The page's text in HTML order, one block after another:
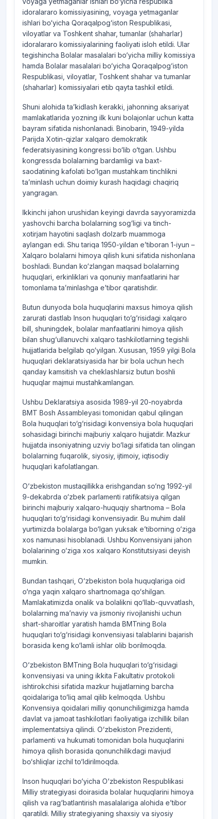
idoralararo komissiyasining, voyaga yetmaganlar
ishlari bo‘yicha Qoraqalpog‘iston Respublikasi,
viloyatlar va Toshkent shahar, tumanlar (shaharlar)
idoralararo komissiyalarining faoliyati isloh etildi. Ular
tegishincha Bolalar masalalari bo‘yicha milliy komissiya
hamda Bolalar masalalari bo‘yicha Qoraqalpog‘iston
Respublikasi, viloyatlar, Toshkent shahar va tumanlar
(shaharlar) komissiyalari etib qayta tashkil etildi.
Shuni alohida ta’kidlash kerakki, jahonning aksariyat
mamlakatlarida yozning ilk kuni bolajonlar uchun katta
bayram sifatida nishonlanadi. Binobarin, 1949-yilda
Parijda Xotin-qizlar xalqaro demokratik
federatsiyasining kongressi bo‘lib o‘tgan. Ushbu
kongressda bolalarning bardamligi va baxt-
saodatining kafolati bo‘lgan mustahkam tinchlikni
ta’minlash uchun doimiy kurash haqidagi chaqiriq
yangragan.
Ikkinchi jahon urushidan keyingi davrda sayyoramizda
yashovchi barcha bolalarning sog‘ligi va tinch-
xotirjam hayotini saqlash dolzarb muammoga
aylangan edi. Shu tariqa 1950-yildan e’tiboran 1-iyun –
Xalqaro bolalarni himoya qilish kuni sifatida nishonlana
boshladi. Bundan ko‘zlangan maqsad bolalarning
huquqlari, erkinliklari va qonuniy manfaatlarini har
tomonlama ta’minlashga e’tibor qaratishdir.
Butun dunyoda bola huquqlarini maxsus himoya qilish
zarurati dastlab Inson huquqlari to‘g‘risidagi xalqaro
bill, shuningdek, bolalar manfaatlarini himoya qilish
bilan shug‘ullanuvchi xalqaro tashkilotlarning tegishli
hujjatlarida belgilab qo‘yilgan. Xususan, 1959 yilgi Bola
huquqlari deklaratsiyasida har bir bola uchun hech
qanday kamsitish va cheklashlarsiz butun boshli
huquqlar majmui mustahkamlangan.
Ushbu Deklaratsiya asosida 1989-yil 20-noyabrda
BMT Bosh Assambleyasi tomonidan qabul qilingan
Bola huquqlari to‘g‘risidagi konvensiya bola huquqlari
sohasidagi birinchi majburiy xalqaro hujjatdir. Mazkur
hujjatda insoniyatning uzviy bo‘lagi sifatida tan olingan
bolalarning fuqarolik, siyosiy, ijtimoiy, iqtisodiy
huquqlari kafolatlangan.
O‘zbekiston mustaqillikka erishgandan so‘ng 1992-yil
9-dekabrda o‘zbek parlamenti ratifikatsiya qilgan
birinchi majburiy xalqaro-huquqiy shartnoma – Bola
huquqlari to‘g‘risidagi konvensiyadir. Bu muhim dalil
yurtimizda bolalarga bo‘lgan yuksak e’tiborning o‘ziga
xos namunasi hisoblanadi. Ushbu Konvensiyani jahon
bolalarining o‘ziga xos xalqaro Konstitutsiyasi deyish
mumkin.
Bundan tashqari, O‘zbekiston bola huquqlariga oid
o‘nga yaqin xalqaro shartnomaga qo‘shilgan.
Mamlakatimizda onalik va bolalikni qo‘llab-quvvatlash,
bolalarning ma’naviy va jismoniy rivojlanishi uchun
shart-sharoitlar yaratish hamda BMTning Bola
huquqlari to‘g‘risidagi konvensiyasi talablarini bajarish
borasida keng ko‘lamli ishlar olib borilmoqda.
O‘zbekiston BMTning Bola huquqlari to‘g‘risidagi
konvensiyasi va uning ikkita Fakultativ protokoli
ishtirokchisi sifatida mazkur hujjatlarning barcha
qoidalariga to‘liq amal qilib kelmoqda. Ushbu
Konvensiya qoidalari milliy qonunchiligimizga hamda
davlat va jamoat tashkilotlari faoliyatiga izchillik bilan
implementatsiya qilindi. O‘zbekiston Prezidenti,
parlamenti va hukumati tomonidan bola huquqlarini
himoya qilish borasida qonunchilikdagi mavjud
bo‘shliqlar izchil to‘ldirilmoqda.
Inson huquqlari bo‘yicha O‘zbekiston Respublikasi
Milliy strategiyasi doirasida bolalar huquqlarini himoya
qilish va rag‘batlantirish masalalariga alohida e’tibor
qaratildi. Milliy strategiyaning shaxsiy va siyosiy